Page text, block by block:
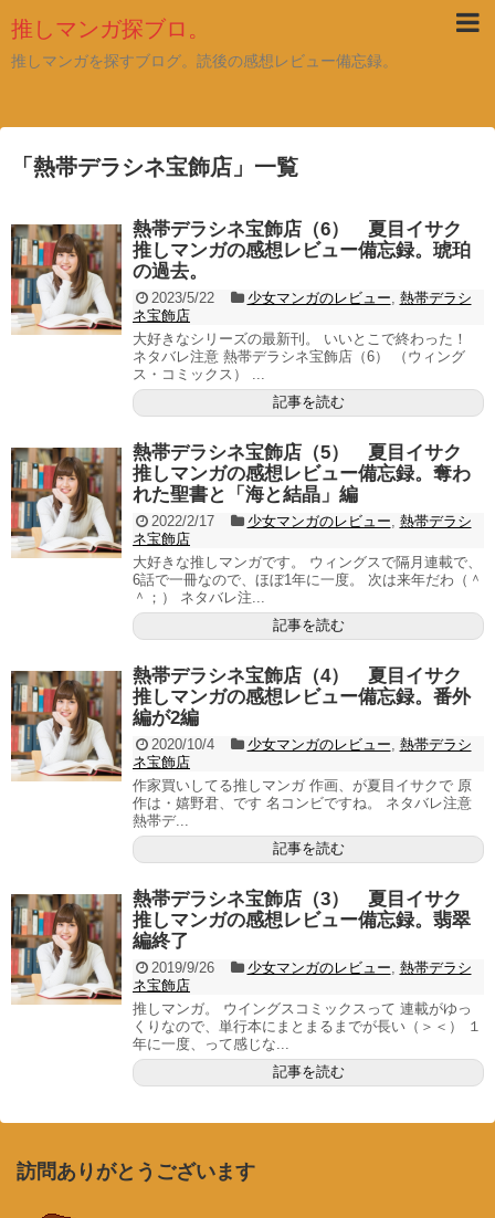
推しマンガ探ブロ。
推しマンガを探すブログ。読後の感想レビュー備忘録。
「 熱帯デラシネ宝飾店 」 一覧
熱帯デラシネ宝飾店（6） 夏目イサク
推しマンガの感想レビュー備忘録。琥珀
の過去。
2023/5/22 少女マンガのレビュー 熱帯デラシ
ネ宝飾店
大好きなシリーズの最新刊。 いいとこで終わった！
ネタバレ注意 熱帯デラシネ宝飾店（6） （ウィング
ス・コミックス） ...
記事を読む
熱帯デラシネ宝飾店（5） 夏目イサク
推しマンガの感想レビュー備忘録。奪わ
れた聖書と「海と結晶」編
2022/2/17 少女マンガのレビュー 熱帯デラシ
ネ宝飾店
大好きな推しマンガです。 ウィングスで隔月連載で、
6話で一冊なので、ほぼ1年に一度。 次は来年だわ（＾
＾；） ネタバレ注...
記事を読む
熱帯デラシネ宝飾店（4） 夏目イサク
推しマンガの感想レビュー備忘録。番外
編が2編
2020/10/4 少女マンガのレビュー 熱帯デラシ
ネ宝飾店
作家買いしてる推しマンガ 作画、が夏目イサクで 原
作は・嬉野君、です 名コンビですね。 ネタバレ注意
熱帯デ...
記事を読む
熱帯デラシネ宝飾店（3） 夏目イサク
推しマンガの感想レビュー備忘録。翡翠
編終了
2019/9/26 少女マンガのレビュー 熱帯デラシ
ネ宝飾店
推しマンガ。 ウイングスコミックスって 連載がゆっ
くりなので、単行本にまとまるまでが長い（＞＜） １
年に一度、って感じな...
記事を読む
訪問ありがとうございます